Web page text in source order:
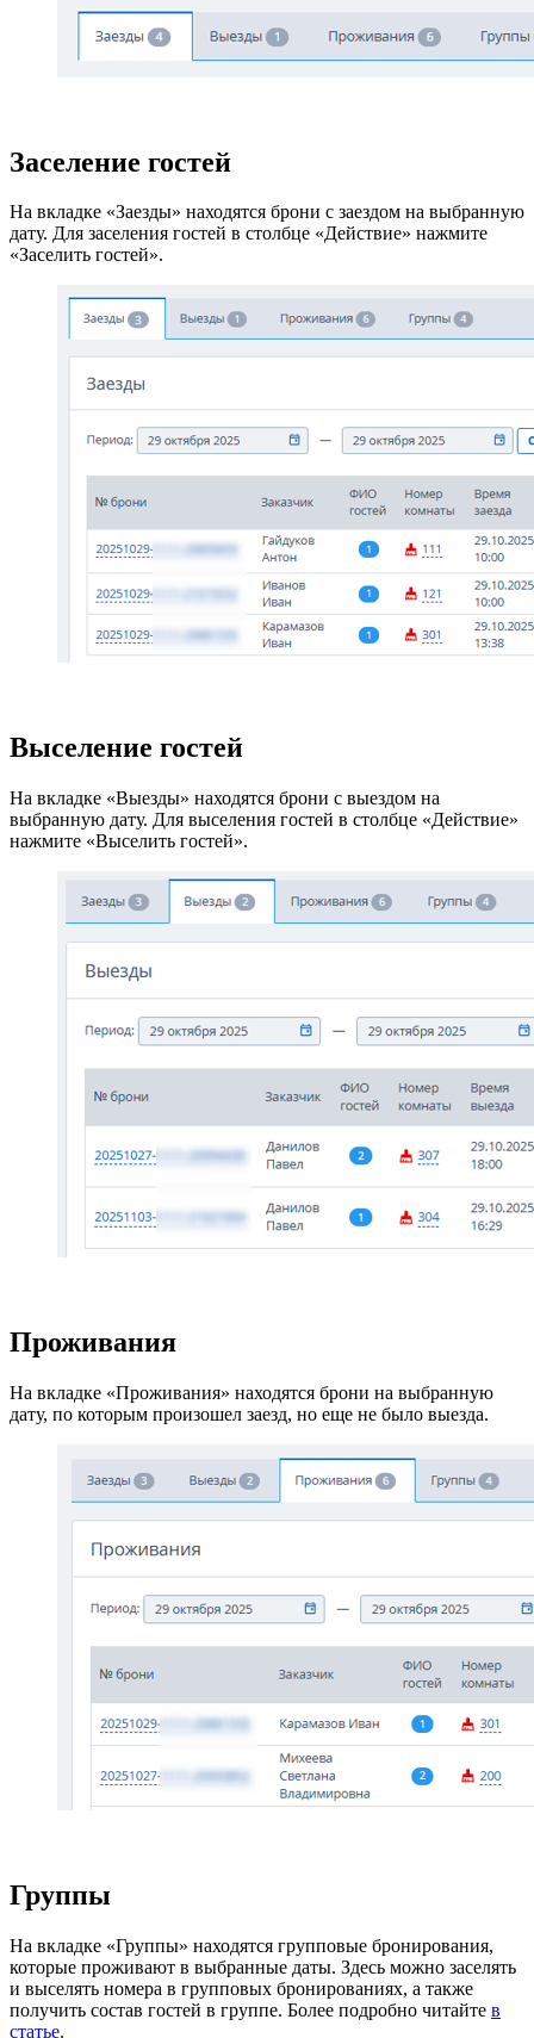
Заселение гостей
На вкладке «Заезды» находятся брони с заездом на выбранную
дату. Для заселения гостей в столбце «Действие» нажмите
«Заселить гостей».
Выселение гостей
На вкладке «Выезды» находятся брони с выездом на
выбранную дату. Для выселения гостей в столбце «Действие»
нажмите «Выселить гостей».
Проживания
На вкладке «Проживания» находятся брони на выбранную
дату, по которым произошел заезд, но еще не было выезда.
Группы
На вкладке «Группы» находятся групповые бронирования,
которые проживают в выбранные даты. Здесь можно заселять
и выселять номера в групповых бронированиях, а также
получить состав гостей в группе. Более подробно читайте в
статье.